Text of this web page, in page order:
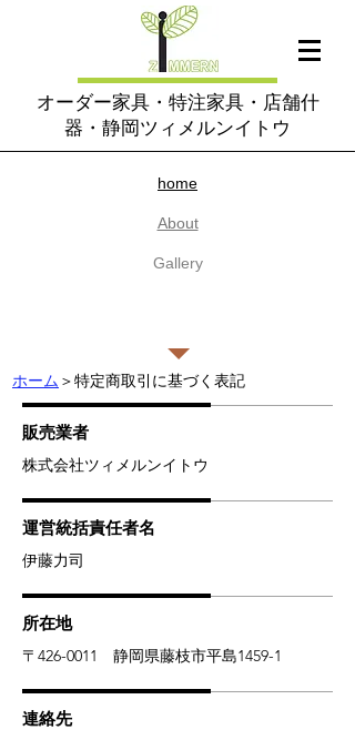
オーダー家具・特注家具・店舗什
器・静岡ツィメルンイトウ
home​
About
​Gallery
ホーム ＞特定商取引に基づく表記
販売業者
​株式会社ツィメルンイトウ
運営統括責任者名
​伊藤力司
​所在地
〒426-0011 静岡県藤枝市平島1459-1
​連絡先